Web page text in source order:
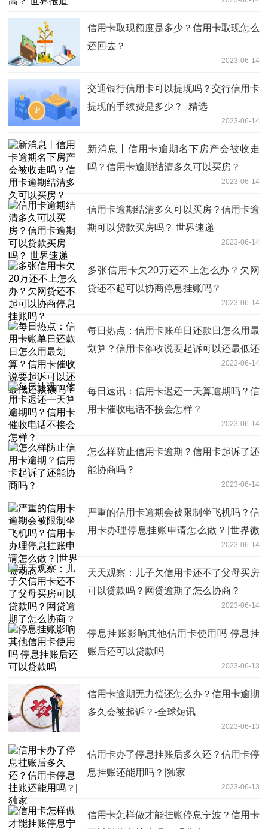
信用卡取现额度是多少？信用卡取现怎么
还回去？
2023-06-14
交通银行信用卡可以提现吗？交行信用卡
提现的手续费是多少？_精选
2023-06-14
新消息丨信用卡逾期名下房产会被收走
吗？信用卡逾期结清多久可以买房？
2023-06-14
信用卡逾期结清多久可以买房？信用卡逾
期可以贷款买房吗？ 世界速递
2023-06-14
多张信用卡欠20万还不上怎么办？欠网
贷还不起可以协商停息挂账吗？
2023-06-14
每日热点：信用卡账单日还款日怎么用最
划算？信用卡催收说要起诉可以还最低还
2023-06-14
每日速讯：信用卡迟还一天算逾期吗？信
用卡催收电话不接会怎样？
2023-06-14
怎么样防止信用卡逾期？信用卡起诉了还
能协商吗？
2023-06-14
严重的信用卡逾期会被限制坐飞机吗？信
用卡办理停息挂账申请怎么做？|世界微
2023-06-14
天天观察：儿子欠信用卡还不了父母买房
可以贷款吗？网贷逾期了怎么协商？
2023-06-14
停息挂账影响其他信用卡使用吗 停息挂
账后还可以贷款吗
2023-06-13
信用卡逾期无力偿还怎么办？信用卡逾期
多久会被起诉？-全球短讯
2023-06-13
信用卡办了停息挂账后多久还？信用卡停
息挂账还能用吗？|独家
2023-06-13
信用卡怎样做才能挂账停息宁波？信用卡